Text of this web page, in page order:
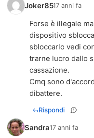
Joker8517 anni fa
Forse è illegale
dispositivo
sbloccarlo vedi
trarne lucro dallo
cassazione.
Cmq sono
dibattere.
Rispondi
Sandra17 anni fa